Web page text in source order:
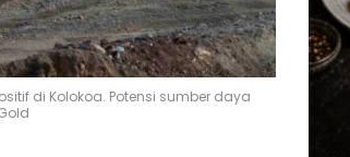
di Kolokoa. Potensi sumber daya